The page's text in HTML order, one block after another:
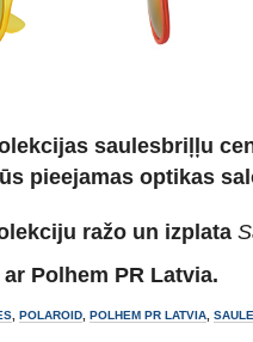
saulesbriļļu
pieejamas optikas
ražo un izplata
Polhem PR Latvia.
POLAROID POLHEM PR LATVIA